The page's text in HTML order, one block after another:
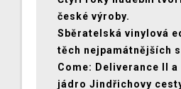
české výroby.
Sběratelská vinylová
těch nejpamátnějších
Come: Deliverance II
jádro Jindřichovy